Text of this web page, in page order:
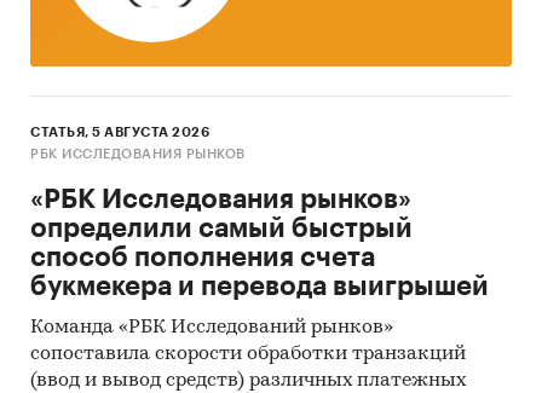
СТАТЬЯ, 5 АВГУСТА 2026
РБК ИССЛЕДОВАНИЯ РЫНКОВ
«РБК Исследования рынков»
определили самый быстрый
способ пополнения счета
букмекера и перевода выигрышей
Команда «РБК Исследований рынков»
сопоставила скорости обработки транзакций
(ввод и вывод средств) различных платежных